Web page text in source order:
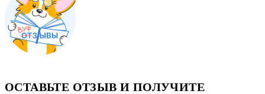
ОСТАВЬТЕ ОТЗЫВ И ПОЛУЧИТЕ